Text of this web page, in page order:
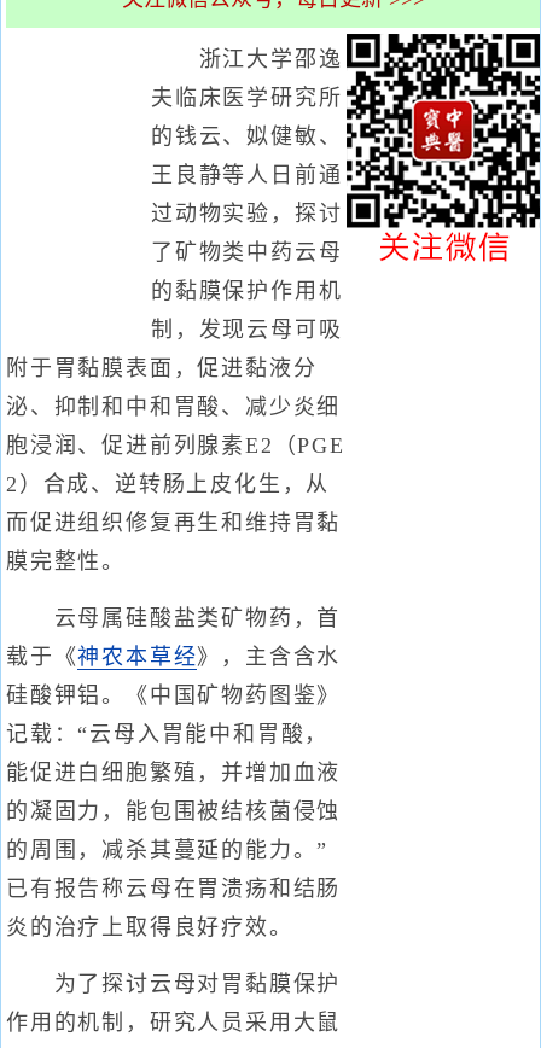
浙江大学邵逸
夫临床医学研究所
的钱云、姒健敏、
王良静等人日前通
过动物实验，探讨
了矿物类中药云母
的黏膜保护作用机
制，发现云母可吸
附于胃黏膜表面，促进黏液分
泌、抑制和中和胃酸、减少炎细
胞浸润、促进前列腺素E2（PGE
2）合成、逆转肠上皮化生，从
而促进组织修复再生和维持胃黏
膜完整性。
云母属硅酸盐类矿物药，首
载于《神农本草经》，主含含水
硅酸钾铝。《中国矿物药图鉴》
记载：“云母入胃能中和胃酸，
能促进白细胞繁殖，并增加血液
的凝固力，能包围被结核菌侵蚀
的周围，减杀其蔓延的能力。”
已有报告称云母在胃溃疡和结肠
炎的治疗上取得良好疗效。
为了探讨云母对胃黏膜保护
作用的机制，研究人员采用大鼠